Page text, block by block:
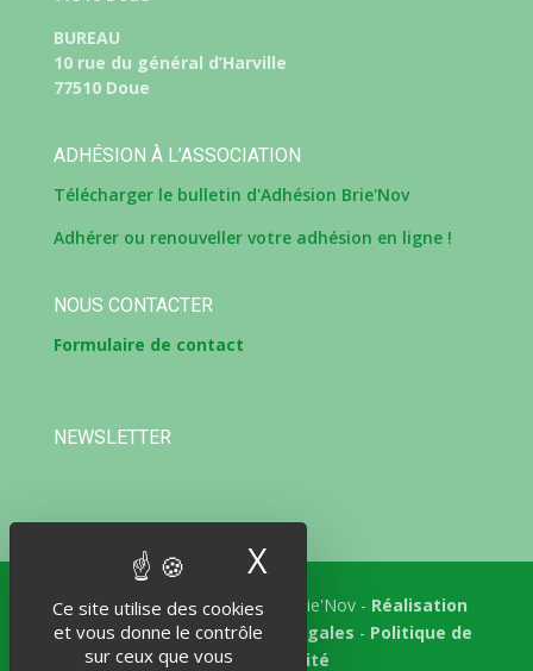
Ce site utilise des cookies
et vous donne le contrôle
sur ceux que vous
X Masquer le
BUREAU
10 rue du général d’Harville
77510 Doue
ADHÉSION À L’ASSOCIATION
Télécharger le bulletin d'Adhésion Brie'Nov
Adhérer ou renouveller votre adhésion en ligne !
NOUS CONTACTER
Formulaire de contact
NEWSLETTER
Tous droits réservés © 2018 Brie'Nov - Réalisation
Atelier Subotaï -Mentions légales - Politique de
confidentialité